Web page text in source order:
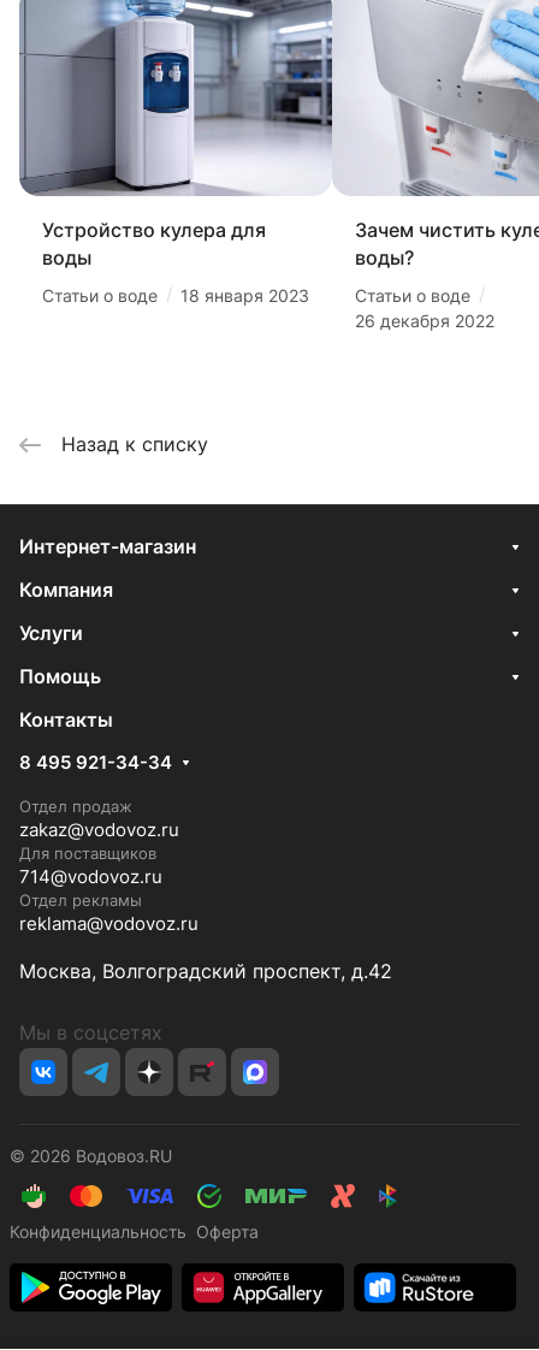
Устройство кулера для
воды
Статьи о воде / 18 января 2023
Зачем чистить
воды?
Статьи о воде /
26 декабря 2022
Назад к списку
Интернет-магазин
Компания
Услуги
Помощь
Контакты
8 495 921-34-34
Отдел продаж
zakaz@vodovoz.ru
Для поставщиков
714@vodovoz.ru
Отдел рекламы
reklama@vodovoz.ru
Москва, Волгоградский проспект, д.42
Мы в соцсетях
© 2026 Водовоз.RU
Конфиденциальность Оферта